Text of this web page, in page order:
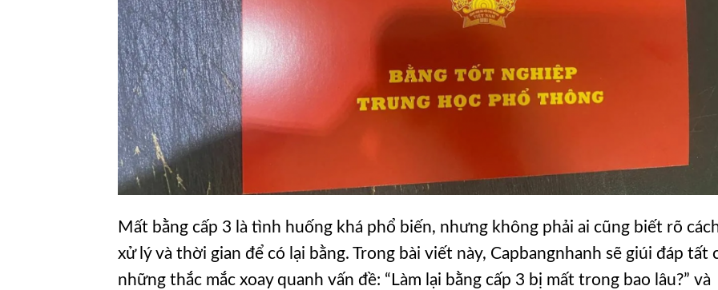
Mất bằng cấp 3 là tình huống khá phổ biến, nhưng không phải ai cũng biết rõ
xử lý và thời gian để có lại bằng. Trong bài viết này, Capbangnhanh sẽ giúi đáp tất
những thắc mắc xoay quanh vấn đề: “Làm lại bằng cấp 3 bị mất trong bao lâu?” và